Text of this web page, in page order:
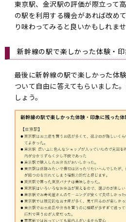
東京駅、金沢駅の評価が際立って
の駅を利用する機会があれば改め
り味わってみると良いかもしれませ
新幹線の駅で楽しかった体験・
最後に新幹線の駅で楽しかった体
ついて自由に答えてもらいました
しょう。